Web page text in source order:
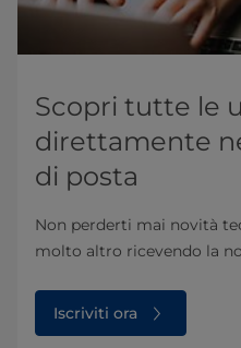
Scopri tutte le
direttamente
di posta
Non perderti mai novità
molto altro ricevendo la
Iscriviti ora